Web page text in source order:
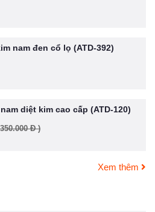
nam đen cổ lọ (ATD-392)
diệt kim cao cấp (ATD-120)
Đ )
Xem thêm